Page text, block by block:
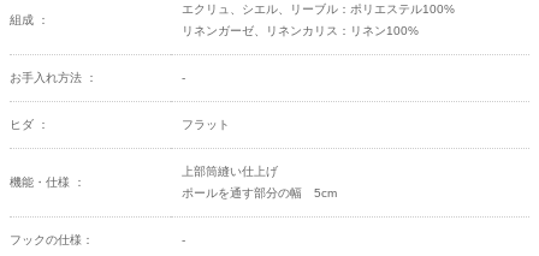
組成 ：
エクリュ、シエル、リーブル：ポリエステル100%
リネンガーゼ、リネンカリス：リネン100%
お手入れ方法 ： -
ヒダ ： フラット
機能・仕様 ：
上部筒縫い仕上げ
ポールを通す部分の幅 5cm
フックの仕様： -